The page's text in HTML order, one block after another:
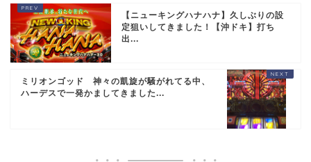
【ニューキングハナハナ】久しぶりの設
定狙いしてきました！【沖ドキ】打ち
出...
ミリオンゴッド 神々の凱旋が騒がれてる中、
ハーデスで一発かましてきました...